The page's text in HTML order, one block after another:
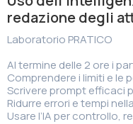
redazione degli
Laboratorio PRATICO
Al termine delle 2 ore i
Comprendere i limiti e le
Scrivere prompt efficaci
Ridurre errori e tempi
Usare l’IA per controllo,